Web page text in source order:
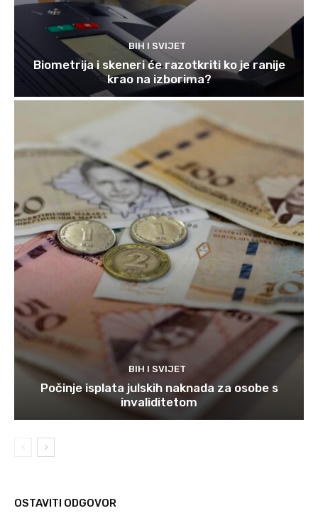
BIH I SVIJET
Biometrija i skeneri će razotkriti ko je ranije
krao na izborima?
BIH I SVIJET
Počinje isplata julskih naknada za osobe s
invaliditetom
OSTAVITI ODGOVOR